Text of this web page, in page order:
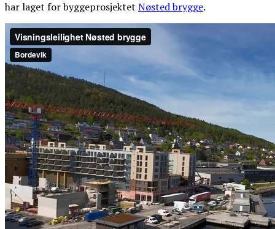
har laget for byggeprosjektet Nøsted brygge.